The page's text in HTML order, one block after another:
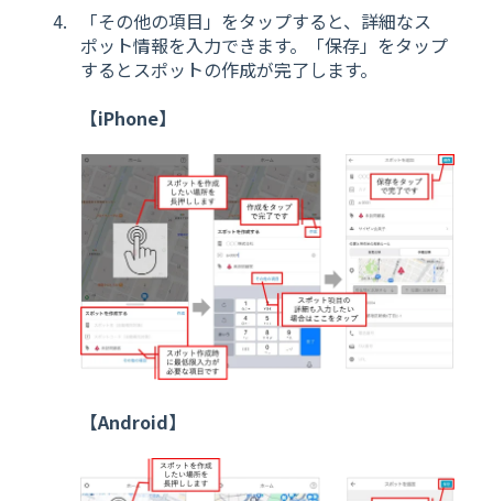
「その他の項目」をタップすると、詳細なス
ポット情報を入力できます。「保存」をタップ
するとスポットの作成が完了します。
【iPhone】
【Android】